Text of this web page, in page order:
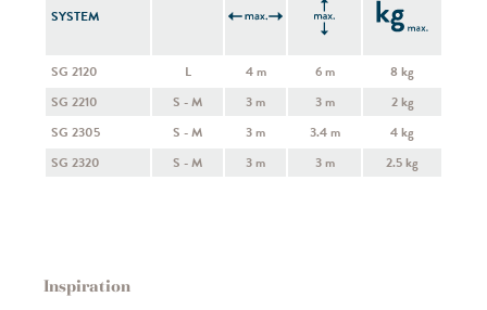
SYSTEM
SG 2120 L 4 m 6 m
8 kg
SG 2210
S - M 3 m 3 m
2 kg
SG 2305
S - M 3 m 3.4 m
4 kg
SG 2320
S - M 3 m 3 m 2.5 kg
Inspiration